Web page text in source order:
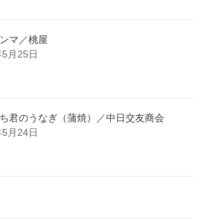
マ／桃屋
月25日
君のうなぎ（蒲焼）／中日交友商会
月24日